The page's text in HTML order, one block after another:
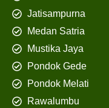
Jatisampurna
Medan Satria
Mustika Jaya
Pondok Gede
Pondok Melati
Rawalumbu